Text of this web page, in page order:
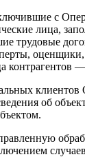
с
лица,
трудовые
контрагентов
клиентов
об